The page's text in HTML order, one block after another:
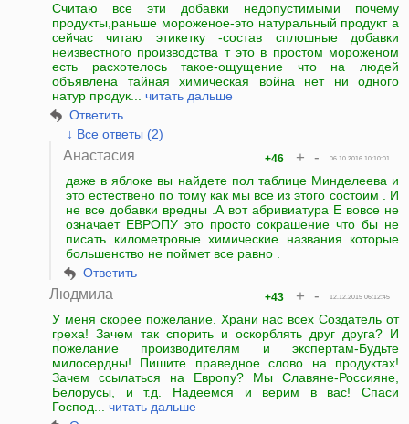
Считаю все эти добавки недопустимыми почему
продукты,раньше мороженое-это натуральный продукт а
сейчас читаю этикетку -состав сплошные добавки
неизвестного производства т это в простом мороженом
есть расхотелось такое-ощущение что на людей
объявлена тайная химическая война нет ни одного
натур продук... читать дальше
Ответить
↓ Все ответы (2)
Анастасия 06.10.2016 10:10:01
+46 + -
даже в яблоке вы найдете пол таблице Минделеева и
это естествено по тому как мы все из этого состоим . И
не все добавки вредны .А вот абривиатура Е вовсе не
означает ЕВРОПУ это просто сокрашение что бы не
писать километровые химические названия которые
большенство не поймет все равно .
Ответить
Людмила 12.12.2015 06:12:45
+43 + -
У меня скорее пожелание. Храни нас всех Создатель от
греха! Зачем так спорить и оскорблять друг друга? И
пожелание производителям и экспертам-Будьте
милосердны! Пишите праведное слово на продуктах!
Зачем ссылаться на Европу? Мы Славяне-Россияне,
Белорусы, и т.д. Надеемся и верим в вас! Спаси
Господ... читать дальше